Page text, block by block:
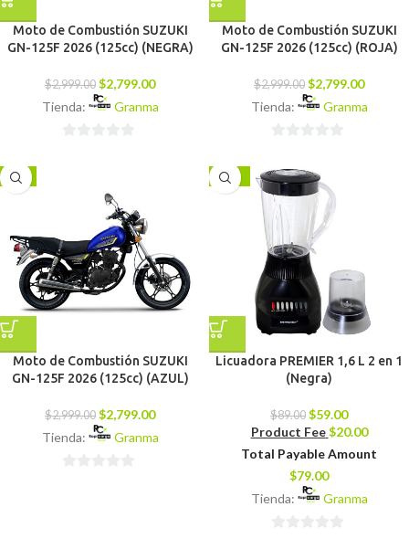
Moto de Combustión SUZUKI
GN-125F 2026 (125cc) (NEGRA)
$2,999.00 $2,799.00
Tienda:
Granma
Moto de Combustión SUZUKI
GN-125F 2026 (125cc) (ROJA)
$2,999.00 $2,799.00
Tienda:
Granma
de
-7%
Moto de Combustión SUZUKI
GN-125F 2026 (125cc) (AZUL)
$2,999.00 $2,799.00
Tienda:
Granma
-34%
Licuadora PREMIER 1,6 L 2 en 1
(Negra)
$89.00 $59.00
Product Fee $20.00
Total Payable Amount
$79.00
Tienda:
Granma